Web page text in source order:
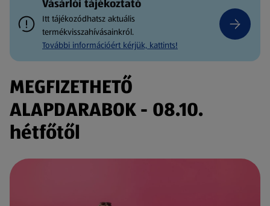
Vásárlói tájékoztató
Itt tájékozódhatsz aktuális
termékvisszahívásainkról.
További információért kérjük, kattints!
MEGFIZETHETŐ
ALAPDARABOK - 08.10.
hétfőtől